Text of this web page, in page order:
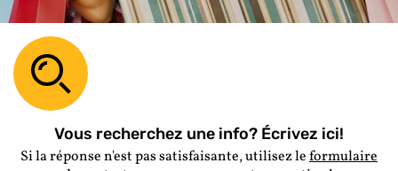
Vous recherchez une info? Écrivez ici!
Si la réponse n'est pas satisfaisante, utilisez leformulaire